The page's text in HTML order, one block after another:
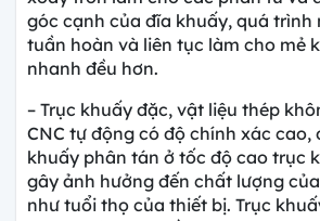
góc cạnh của đĩa khuấy, quá trình
tuần hoàn và liên tục làm cho mẻ
nhanh đều hơn.
– Trục khuấy đặc, vật liệu thép
CNC tự động có độ chính xác cao,
khuấy phân tán ở tốc độ cao trục
gây ảnh hưởng đến chất lượng
như tuổi thọ của thiết bị. Trục